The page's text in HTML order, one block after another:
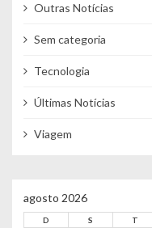
Outras Notícias
Sem categoria
Tecnologia
Últimas Notícias
Viagem
agosto 2026
D S T